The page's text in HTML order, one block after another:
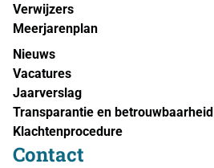
Verwijzers
Meerjarenplan
Nieuws
Vacatures
Jaarverslag
Transparantie en betrouwbaarheid
Klachtenprocedure
Contact